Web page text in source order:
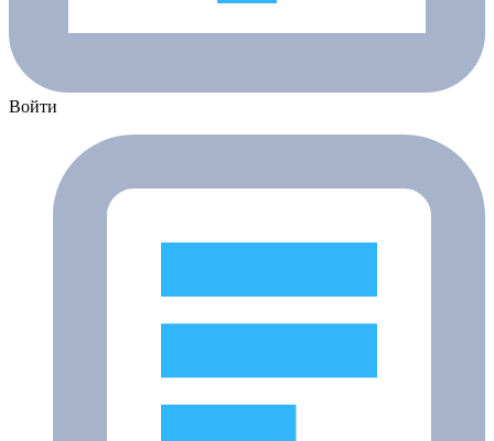
Войти